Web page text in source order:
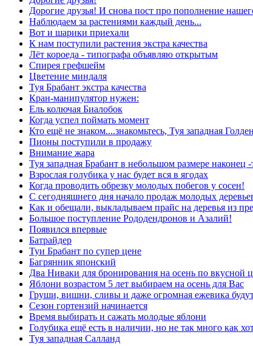
Дорогие друзья! И снова пост про пополнение
Наблюдаем за растениями каждый день...
Вот и шарики приехали
К нам поступили растения экстра качества
Лёт короеда - типографа объявляю открытым
Спирея грефшейм
Цветение миндаля
Туя Брабант экстра качества
Кран-манипулятор нужен:
Ель колючая Биалобок
Когда успел поймать момент
Кто ещё не знаком....знакомьтесь, Туя западная
Пионы поступили в продажу
Внимание жара
Туя западная Брабант в небольшом размере наконец
Взрослая голубика у нас будет вся в ягодах
Когда проводить обрезку молодых побегов у сосен!
С сегодняшнего дня начало продаж молодых
Как и обещали, выкладываем прайс на деревья из
Большое поступление Рододендронов и Азалий!
Появился впервые
Батрайдер
Туи Брабант по супер цене
Багрянник японский
Два Ниваки для бронирования на осень по вкусной
Яблони возрастом 5 лет выбираем на осень для Вас
Груши, вишни, сливы и даже огромная ежевика
Сезон гортензий начинается
Время выбирать и сажать молодые яблони
Голубика ещё есть в наличии, но не так много как
Туя западная Салланд